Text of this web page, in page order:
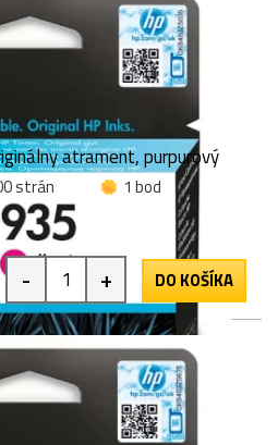
atrament, purpurový
strán
1 bod
- + DO KOŠÍKA